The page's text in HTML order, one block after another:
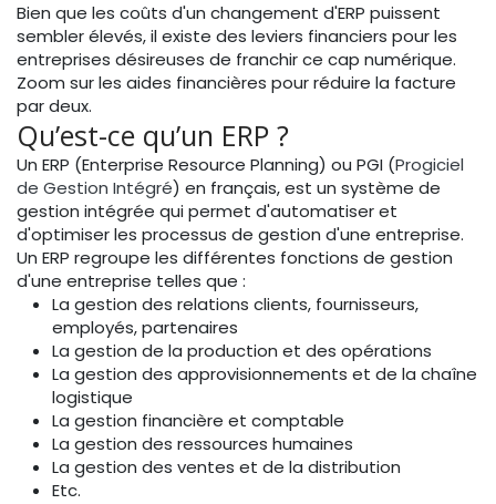
Bien que les coûts d'un changement d'ERP puissent
sembler élevés, il existe des leviers financiers pour les
entreprises désireuses de franchir ce cap numérique.
Zoom sur les aides financières pour réduire la facture
par deux.
Qu’est-ce qu’un ERP ?
Un ERP (Enterprise Resource Planning) ou PGI (Progiciel
de Gestion Intégré) en français, est un système de
gestion intégrée qui permet d'automatiser et
d'optimiser les processus de gestion d'une entreprise.
Un ERP regroupe les différentes fonctions de gestion
d'une entreprise telles que :
La gestion des relations clients, fournisseurs,
employés, partenaires
La gestion de la production et des opérations
La gestion des approvisionnements et de la chaîne
logistique
La gestion financière et comptable
La gestion des ressources humaines
La gestion des ventes et de la distribution
Etc.